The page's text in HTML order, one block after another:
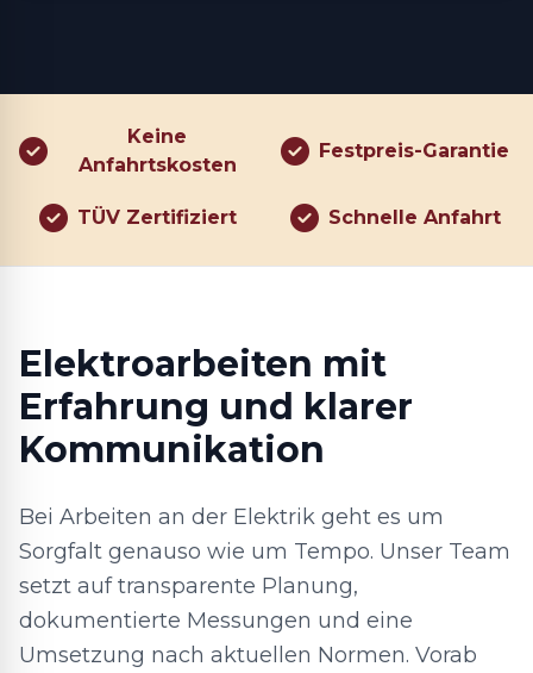
Keine
Anfahrtskosten
Festpreis-Garantie
TÜV Zertifiziert Schnelle Anfahrt
Elektroarbeiten mit
Erfahrung und klarer
Kommunikation
Bei Arbeiten an der Elektrik geht es um
Sorgfalt genauso wie um Tempo. Unser Team
setzt auf transparente Planung,
dokumentierte Messungen und eine
Umsetzung nach aktuellen Normen. Vorab